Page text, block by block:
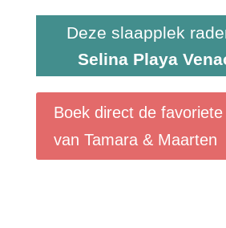
Deze slaapplek
Selina Playa
Boek direct de
van Tamara & Maarten